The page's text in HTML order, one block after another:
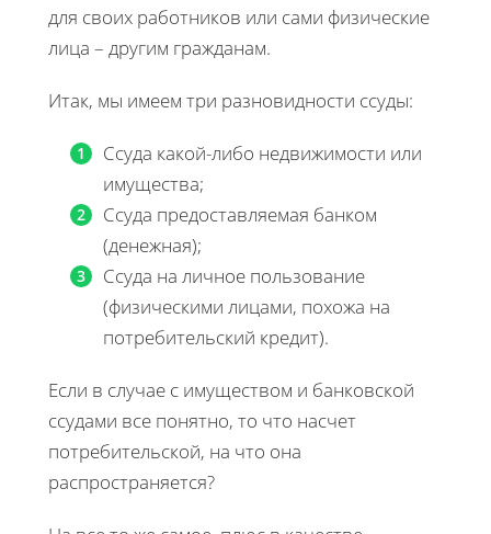
для своих работников или сами физические
лица – другим гражданам.
Итак, мы имеем три разновидности ссуды:
Ссуда какой-либо недвижимости или
имущества;
Ссуда предоставляемая банком
(денежная);
Ссуда на личное пользование
(физическими лицами, похожа на
потребительский кредит).
Если в случае с имуществом и банковской
ссудами все понятно, то что насчет
потребительской, на что она
распространяется?